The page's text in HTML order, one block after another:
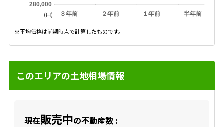
３年前 ２年前 １年前 半年前
280,000
(円)
※平均価格は前期時点で計算したものです。
このエリアの土地相場情報
現在販売中の不動産数 :